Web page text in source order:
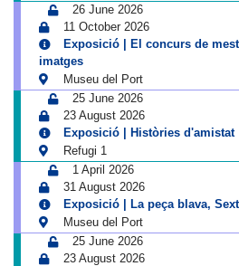
26 June 2026
11 October 2026
Exposició | El concurs de
imatges
Museu del Port
25 June 2026
23 August 2026
Exposició | Històries d'amistat
Refugi 1
1 April 2026
31 August 2026
Exposició | La peça blava,
Museu del Port
25 June 2026
23 August 2026